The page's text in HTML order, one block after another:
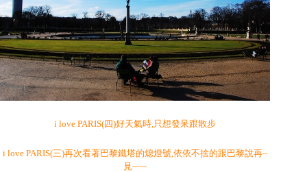
i love PARIS(四)好天氣時,只想發呆跟散步
i love PARIS(三)再次看著巴黎鐵塔的熄燈號,依依不捨的跟巴黎說再~
見~~~